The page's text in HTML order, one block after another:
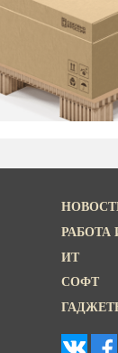
РАБОТА
ИТ
СОФТ